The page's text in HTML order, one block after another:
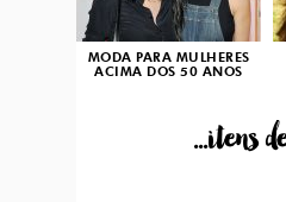
MODA PARA MULHERES
ACIMA DOS 50 ANOS
...itens